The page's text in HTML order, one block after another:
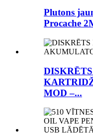
Plutons
Procache
MOD –...